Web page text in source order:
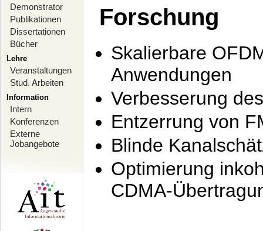
Demonstrator
Publikationen
Dissertationen
Bücher
Lehre
Veranstaltungen
Stud. Arbeiten
Information
Intern
Konferenzen
Externe
Jobangebote
Forschung
Skalierbare
Anwendungen
Verbesserung
Entzerrung von
Blinde
Optimierung
CDMA-